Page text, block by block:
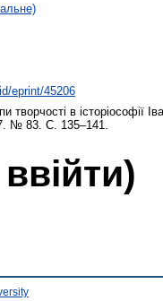
eprint/45206
творчості в історіософії
№ 83. С. 135–141.